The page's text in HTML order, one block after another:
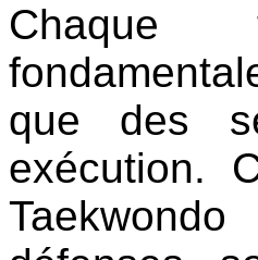
Chaque
que des
exécution.